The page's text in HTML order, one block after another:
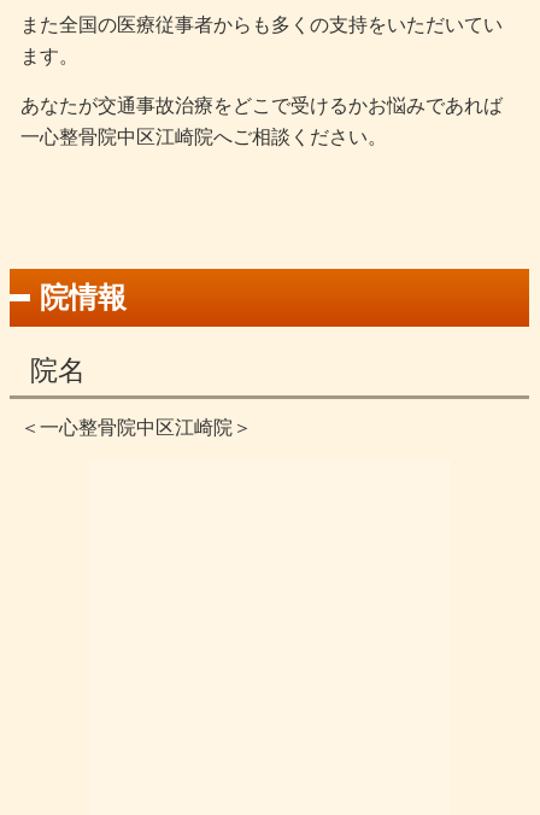
また全国の医療従事者からも多くの支持をいただいてい
ます。
あなたが交通事故治療をどこで受けるかお悩みであれば
一心整骨院中区江崎院へご相談ください。
院情報
院名
＜一心整骨院中区江崎院＞